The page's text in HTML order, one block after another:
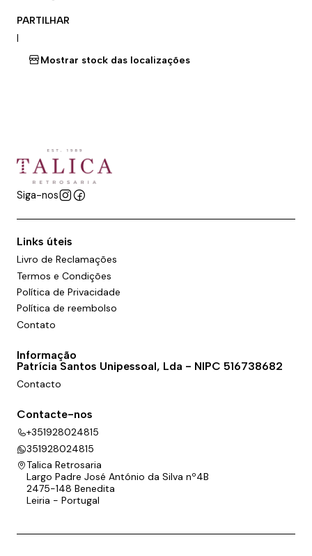
PARTILHAR
|
Mostrar stock das localizações
Siga-nos
Links úteis
Livro de Reclamações
Termos e Condições
Política de Privacidade
Política de reembolso
Contato
Informação
Patrícia Santos Unipessoal, Lda - NIPC 516738682
Contacto
Contacte-nos
+351928024815
351928024815
Talica Retrosaria
Largo Padre José António da Silva nº4B
2475-148 Benedita
Leiria - Portugal